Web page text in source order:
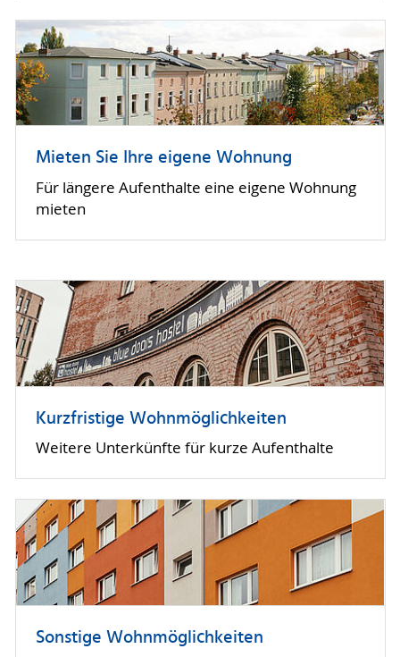
Mieten Sie Ihre eigene Wohnung
Für längere Aufenthalte eine eigene Wohnung
mieten
Kurzfristige Wohnmöglichkeiten
Weitere Unterkünfte für kurze Aufenthalte
Sonstige Wohnmöglichkeiten